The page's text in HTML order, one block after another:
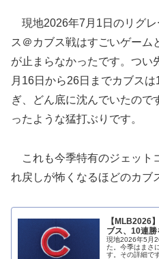
現地2026年7月1日のリグレ
ス＠カブス戦はすごいゲーム
が止まらなかったです。つい
月16日から26日までカブス
ぎ、どん底に沈んでいたので
ったような猛打ぶりです。
これも今季特有のジェット
れ戻しが怖くなるほどのカブ
【MLB2026
ブス、10連
現地2026年5月
た。今季はまさ
す。その詳細です